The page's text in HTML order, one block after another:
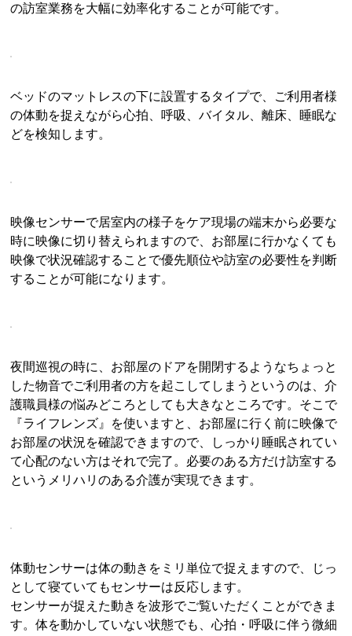
の訪室業務を大幅に効率化することが可能です。
ベッドのマットレスの下に設置するタイプで、ご利用者様
の体動を捉えながら心拍、呼吸、バイタル、離床、睡眠な
どを検知します。
映像センサーで居室内の様子をケア現場の端末から必要な
時に映像に切り替えられますので、お部屋に行かなくても
映像で状況確認することで優先順位や訪室の必要性を判断
することが可能になります。
夜間巡視の時に、お部屋のドアを開閉するようなちょっと
した物音でご利用者の方を起こしてしまうというのは、介
護職員様の悩みどころとしても大きなところです。そこで
『ライフレンズ』を使いますと、お部屋に行く前に映像で
お部屋の状況を確認できますので、しっかり睡眠されてい
て心配のない方はそれで完了。必要のある方だけ訪室する
というメリハリのある介護が実現できます。
体動センサーは体の動きをミリ単位で捉えますので、じっ
として寝ていてもセンサーは反応します。
センサーが捉えた動きを波形でご覧いただくことができま
す。体を動かしていない状態でも、心拍・呼吸に伴う微細